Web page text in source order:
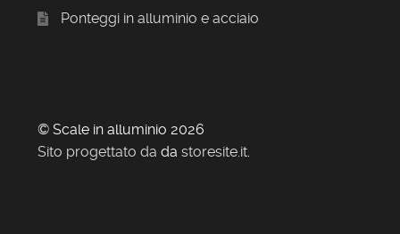
Ponteggi in alluminio e acciaio
© Scale in alluminio 2026
Sito progettato da da storesite.it.